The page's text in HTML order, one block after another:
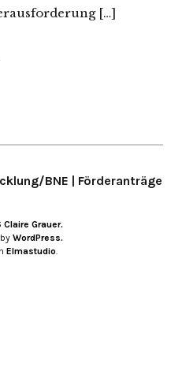
[…]
BNE | Förderanträge
Claire Grauer.
WordPress.
Elmastudio.